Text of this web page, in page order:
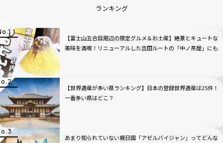
ランキング
【富士山五合目周辺の限定グルメ＆お土産】絶景とキュートな
美味を満喫！リニューアルした吉田ルートの「中ノ茶屋」にも
【世界遺産が多い県ランキング】日本の登録世界遺産は25件！
一番多い県はどこ？
あまり知られていない親日国「アゼルバイジャン」ってどんな